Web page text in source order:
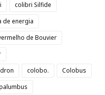
colibri Silfide
de energia
de Bouvier
colobo.
Colobus